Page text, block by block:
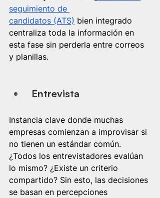
seguimiento de
candidatos (ATS) bien integrado
centraliza toda la información en
esta fase sin perderla entre correos
y planillas.
Entrevista
Instancia clave donde muchas
empresas comienzan a improvisar si
no tienen un estándar común.
¿Todos los entrevistadores evalúan
lo mismo? ¿Existe un criterio
compartido? Sin esto, las decisiones
se basan en percepciones